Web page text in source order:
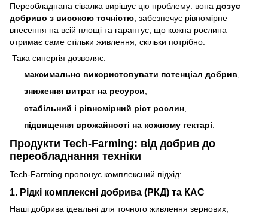
Переобладнана сівалка вирішує цю проблему: вона дозує
добриво з високою точністю , забезпечує рівномірне
внесення на всій площі та гарантує, що кожна рослина
отримає саме стільки живлення, скільки потрібно.
Така синергія дозволяє:
максимально використовувати потенціал добрив
зниження витрат на ресурси,
стабільний і рівномірний ріст рослин
підвищення врожайності на кожному гектарі
Продукти Tech‑Farming: від добрив до
переобладнання техніки
Tech‑Farming пропонує комплексний підхід:
1. Рідкі комплексні добрива (РКД) та КАС
Наші добрива ідеальні для точного живлення зернових,